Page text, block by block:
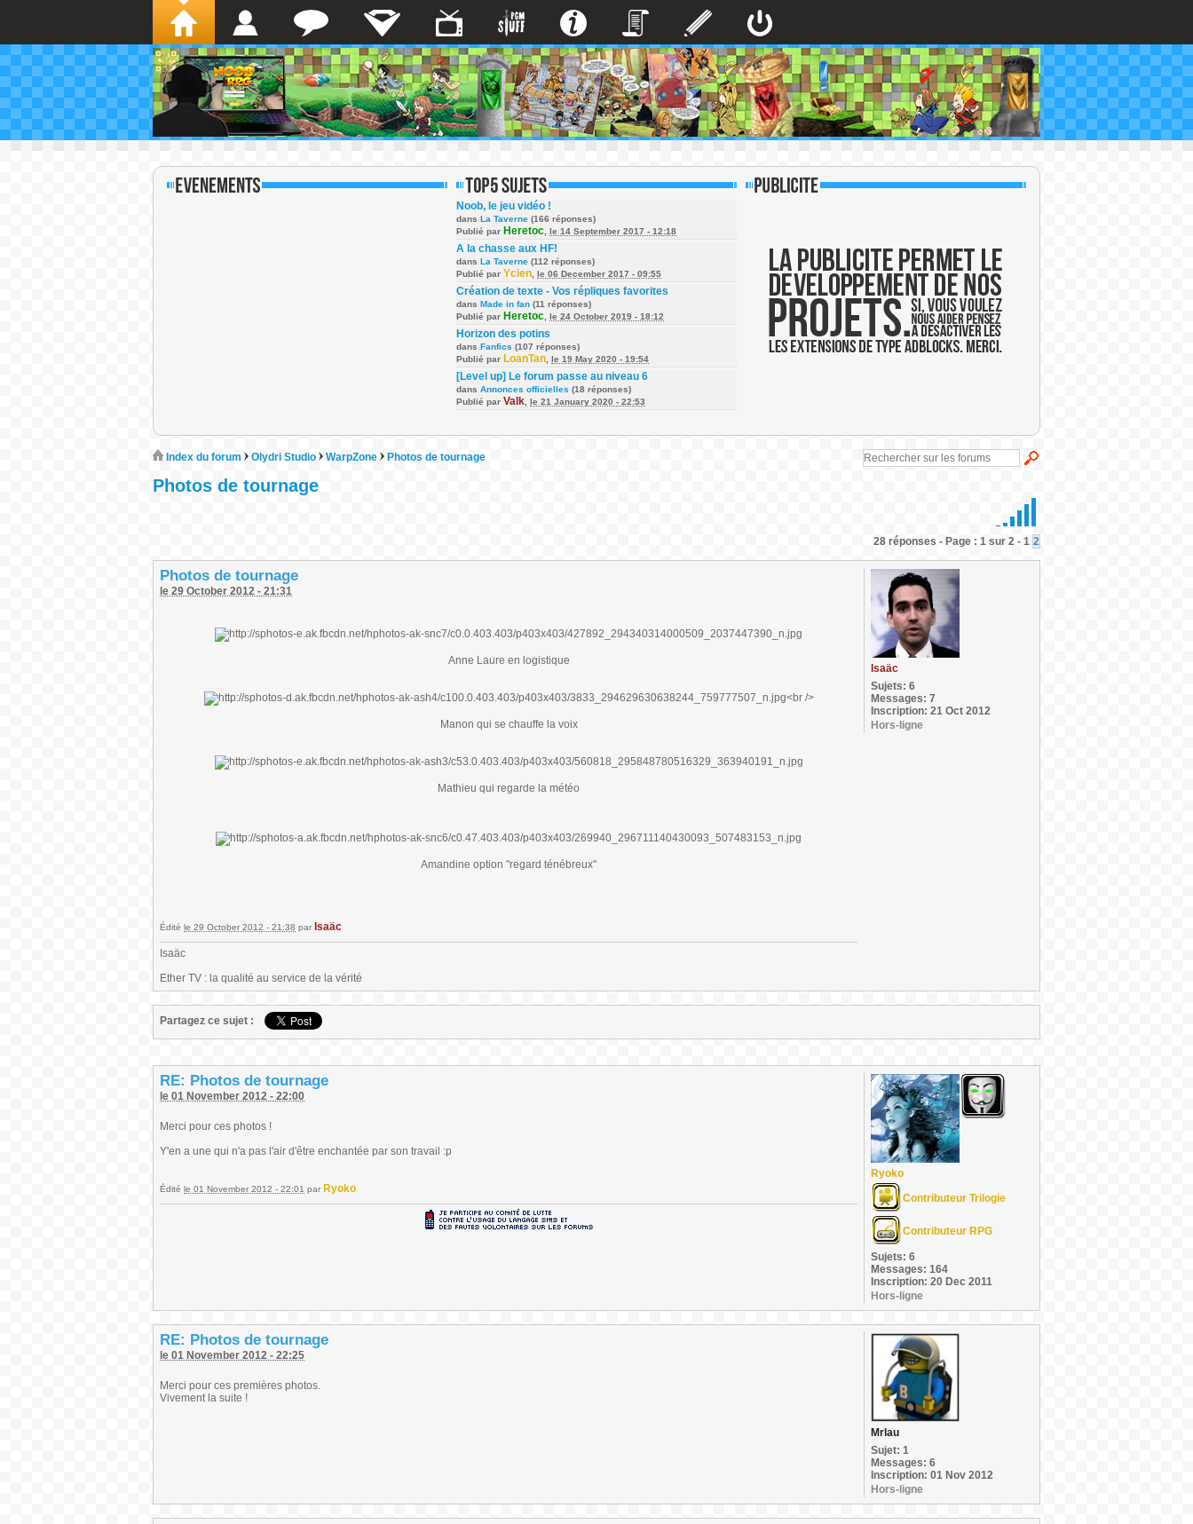
Noob, le jeu vidéo !
dans La Taverne (166 réponses)
Publié par Heretoc le 14 September 2017 - 12:18
A la chasse aux HF!
dans La Taverne (112 réponses)
Publié par Ycien le 06 December 2017 - 09:55
Création de texte - Vos répliques favorites
dans Made in fan (11 réponses)
Publié par Heretoc le 24 October 2019 - 18:12
Horizon des potins
dans Fanfics (107 réponses)
Publié par LoanTan le 19 May 2020 - 19:54
[Level up] Le forum passe au niveau 6
dans Annonces officielles (18 réponses)
Publié par Valk le 21 January 2020 - 22:53
Index du forum Olydri Studio WarpZone Photos de tournage
Photos de tournage
28 réponses - Page : 1 sur 2 - 1 2
Photos de tournage
le 29 October 2012 - 21:31
Anne Laure en logistique
Manon qui se chauffe la voix
Mathieu qui regarde la météo
Amandine option "regard ténébreux"
Édité le 29 October 2012 - 21:38 par Isaäc
Isaäc
Ether TV : la qualité au service de la vérité
Isaäc
Sujets: 6
Messages: 7
Inscription: 21 Oct 2012
Hors-ligne
Partagez ce sujet :
RE: Photos de tournage
le 01 November 2012 - 22:00
Merci pour ces photos !
Y'en a une qui n'a pas l'air d'être enchantée par son travail :p
Édité le 01 November 2012 - 22:01 par Ryoko
Ryoko
Contributeur Trilogie
Contributeur RPG
Sujets: 6
Messages: 164
Inscription: 20 Dec 2011
Hors-ligne
RE: Photos de tournage
le 01 November 2012 - 22:25
Merci pour ces premières photos.
Vivement la suite !
Mrlau
Sujet: 1
Messages: 6
Inscription: 01 Nov 2012
Hors-ligne